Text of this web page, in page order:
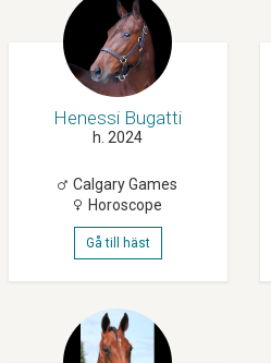
Henessi Bugatti
h. 2024
Calgary Games
Horoscope
Gå till häst